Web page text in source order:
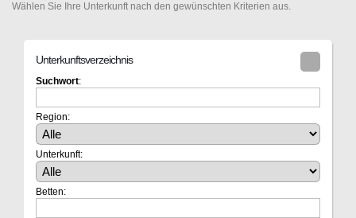
Wählen Sie Ihre Unterkunft nach den gewünschten Kriterien aus.
Unterkunftsverzeichnis
Suchwort:
Region:
Unterkunft:
Betten: